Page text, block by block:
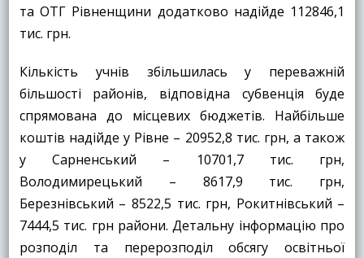
та ОТГ Рівненщини додатково надійде 112846,1
тис. грн.
Кількість учнів збільшилась у переважній
більшості районів, відповідна субвенція буде
спрямована до місцевих бюджетів. Найбільше
коштів надійде у Рівне – 20952,8 тис. грн, а також
у Сарненський – 10701,7 тис. грн,
Володимирецький – 8617,9 тис. грн,
Березнівський – 8522,5 тис. грн, Рокитнівський –
7444,5 тис. грн райони. Детальну інформацію про
розподіл та перерозподіл обсягу освітньої